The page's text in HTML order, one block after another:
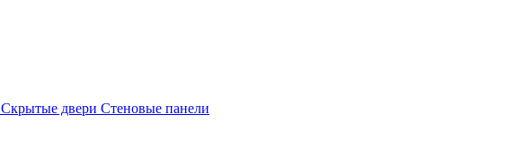
Скрытые двери Стеновые панели